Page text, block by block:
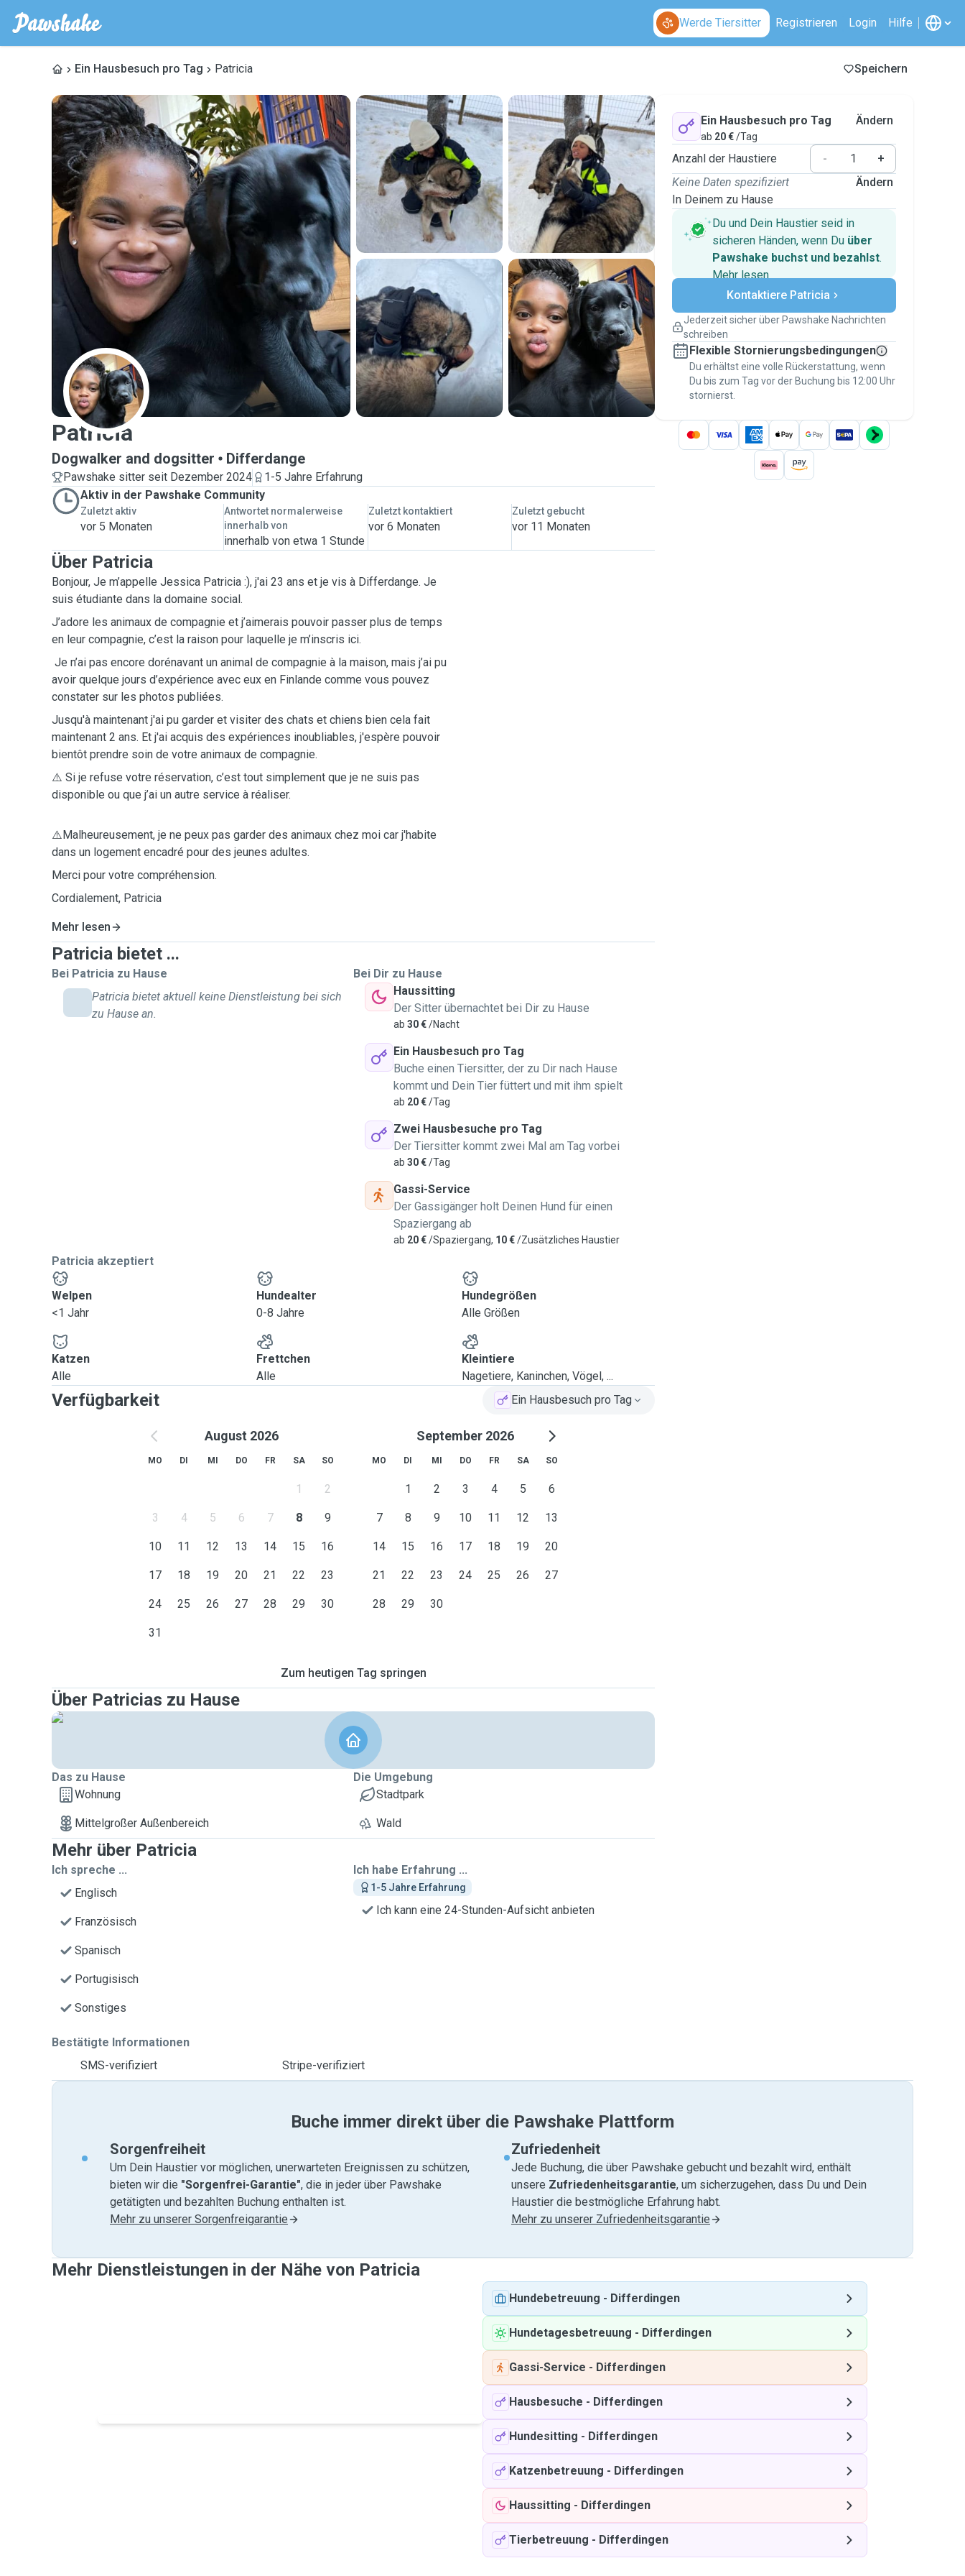
Werde Tiersitter Registrieren Login Hilfe
Ein Hausbesuch pro Tag Patricia Speichern
P
Patricia
Dogwalker and dogsitter Differdange
Pawshake sitter seit Dezember 2024
1-5 Jahre Erfahrung
Aktiv in der Pawshake Community
Zuletzt aktiv
vor 5 Monaten
Antwortet normalerweise
innerhalb von
innerhalb von etwa 1 Stunde
Zuletzt kontaktiert
vor 6 Monaten
Zuletzt gebucht
vor 11 Monaten
Über Patricia
Bonjour, Je m’appelle Jessica Patricia :), j'ai 23 ans et je vis à Differdange. Je
suis étudiante dans la domaine social.
J’adore les animaux de compagnie et j’aimerais pouvoir passer plus de temps
en leur compagnie, c’est la raison pour laquelle je m’inscris ici.
Je n’ai pas encore dorénavant un animal de compagnie à la maison, mais j’ai pu
avoir quelque jours d’expérience avec eux en Finlande comme vous pouvez
constater sur les photos publiées.
Jusqu'à maintenant j'ai pu garder et visiter des chats et chiens bien cela fait
maintenant 2 ans. Et j'ai acquis des expériences inoubliables, j'espère pouvoir
bientôt prendre soin de votre animaux de compagnie.
⚠️ Si je refuse votre réservation, c’est tout simplement que je ne suis pas
disponible ou que j’ai un autre service à réaliser.
⚠️Malheureusement, je ne peux pas garder des animaux chez moi car j'habite
dans un logement encadré pour des jeunes adultes.
Merci pour votre compréhension.
Cordialement, Patricia
Mehr lesen
Patricia bietet ...
Bei Patricia zu Hause
Patricia bietet aktuell keine Dienstleistung bei sich
zu Hause an.
Bei Dir zu Hause
Haussitting
Der Sitter übernachtet bei Dir zu Hause
ab 30 €/Nacht
Ein Hausbesuch pro Tag
Buche einen Tiersitter, der zu Dir nach Hause
kommt und Dein Tier füttert und mit ihm spielt
ab 20 €/Tag
Zwei Hausbesuche pro Tag
Der Tiersitter kommt zwei Mal am Tag vorbei
ab 30 €/Tag
Gassi-Service
Der Gassigänger holt Deinen Hund für einen
Spaziergang ab
ab 20 €/Spaziergang, 10 €/Zusätzliches Haustier
Patricia akzeptiert
Welpen
<1 Jahr
Hundealter
0-8 Jahre
Hundegrößen
Alle Größen
Katzen
Alle
Frettchen
Alle
Kleintiere
Nagetiere, Kaninchen, Vögel, ...
Verfügbarkeit Ein Hausbesuch pro Tag
August 2026
MO DI MI DO FR SA SO
1 2
3 4 5 6 7 8 9
10 11 12 13 14 15 16
17 18 19 20 21 22 23
24 25 26 27 28 29 30
31
September 2026
MO DI MI DO FR SA SO
1 2 3 4 5 6
7 8 9 10 11 12 13
14 15 16 17 18 19 20
21 22 23 24 25 26 27
28 29 30
Zum heutigen Tag springen
Über Patricias zu Hause
Das zu Hause
Wohnung
Mittelgroßer Außenbereich
Die Umgebung
Stadtpark
Wald
Mehr über Patricia
Ich spreche ...
Englisch
Französisch
Spanisch
Portugisisch
Sonstiges
Ich habe Erfahrung ...
1-5 Jahre Erfahrung
Ich kann eine 24-Stunden-Aufsicht anbieten
Bestätigte Informationen
SMS-verifiziert
Stripe-verifiziert
Ein Hausbesuch pro Tag
ab 20 €/Tag
Ändern
Anzahl der Haustiere -
+
Keine Daten spezifiziert
In Deinem zu Hause
Ändern
Du und Dein Haustier seid in
sicheren Händen, wenn Du über
Pawshake buchst und bezahlst.
Mehr lesenSichere Zahlungen
Unterstützung, falls sich Deine
Versicherte Buchungen
Erledige alles über Pawshake – von der
ersten Nachricht bis zur Bezahlung –, um
über die Pawshake-Garantieabgesichert zu
sein
Kontaktiere Patricia
Jederzeit sicher über Pawshake Nachrichten
schreiben
Flexible Stornierungsbedingungen
Du erhältst eine volle Rückerstattung, wenn
Du bis zum Tag vor der Buchung bis 12:00 Uhr
stornierst.
Buche immer direkt über die Pawshake Plattform
Sorgenfreiheit
Um Dein Haustier vor möglichen, unerwarteten Ereignissen zu schützen,
bieten wir die "Sorgenfrei-Garantie", die in jeder über Pawshake
getätigten und bezahlten Buchung enthalten ist.
Mehr zu unserer Sorgenfreigarantie
Zufriedenheit
Jede Buchung, die über Pawshake gebucht und bezahlt wird, enthält
unsere Zufriedenheitsgarantie, um sicherzugehen, dass Du und Dein
Haustier die bestmögliche Erfahrung habt.
Mehr zu unserer Zufriedenheitsgarantie
Mehr Dienstleistungen in der Nähe von Patricia
Hundebetreuung - Differdingen
Hundetagesbetreuung - Differdingen
Gassi-Service - Differdingen
Hausbesuche - Differdingen
Hundesitting - Differdingen
Katzenbetreuung - Differdingen
Haussitting - Differdingen
Tierbetreuung - Differdingen